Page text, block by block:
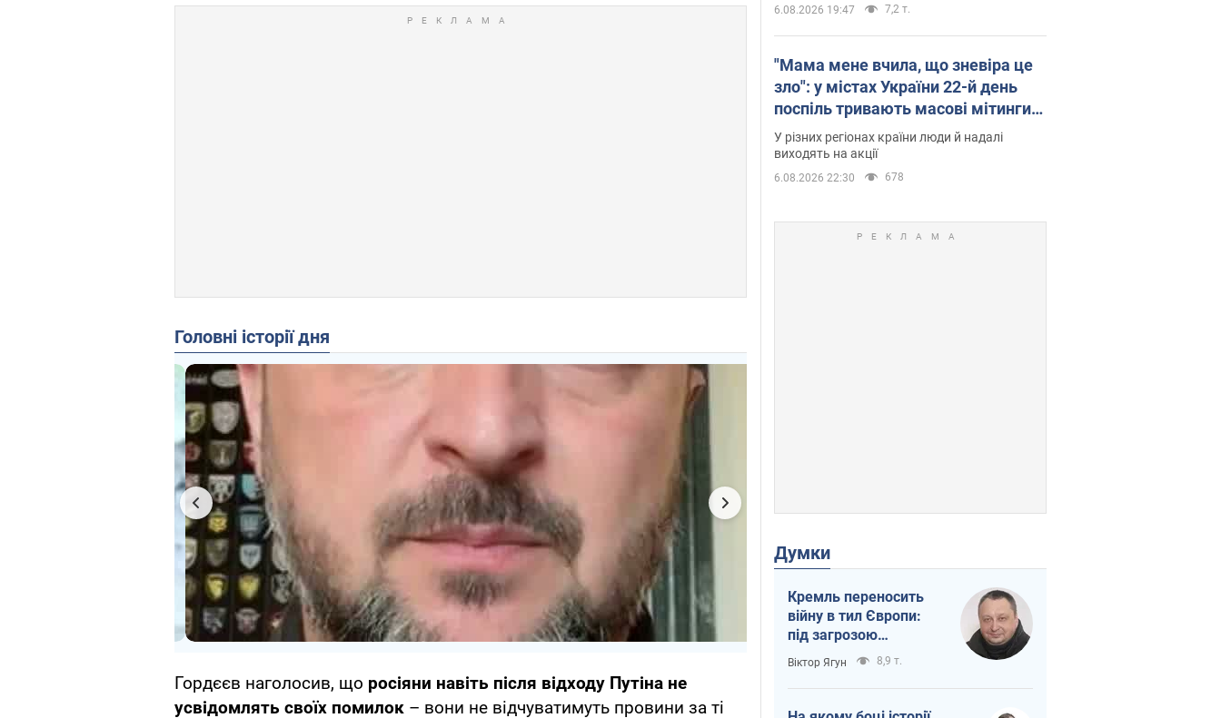
Головні історії дня
Гордєєв наголосив, що росіяни навіть після відходу Путіна не
усвідомлять своїх помилок – вони не відчуватимуть провини за ті
6.08.2026 19:47 7,2 т.
"Мама мене вчила, що зневіра це
зло": у містах України 22-й день
поспіль тривають масові мітинги
за повернення Федорова. Фото і
відео
У різних регіонах країни люди й надалі
виходять на акції
6.08.2026 22:30 678
Думки
Кремль переносить
війну в тил Європи:
під загрозою
критична логістика
Віктор Ягун 8,9 т.